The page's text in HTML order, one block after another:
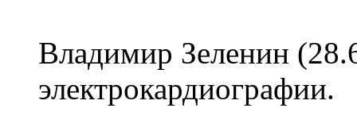
Владимир Зеленин
электрокардиографии.